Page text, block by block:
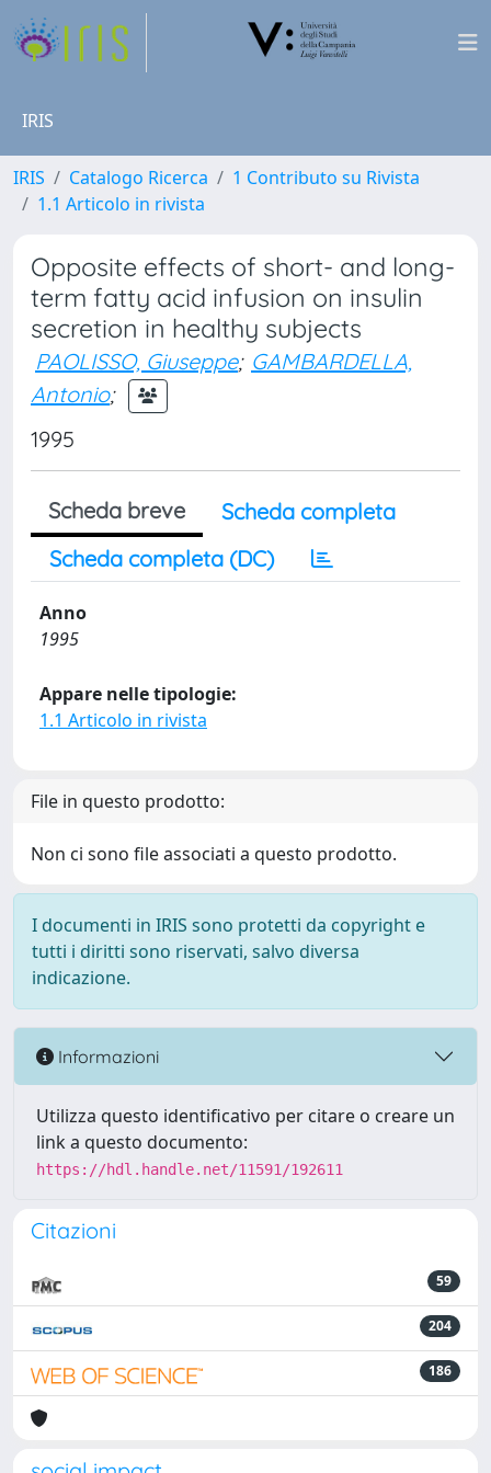
IRIS
IRIS Catalogo Ricerca
1 Contributo su Rivista
1.1 Articolo in rivista
Opposite effects of short- and long-
term fatty acid infusion on insulin
secretion in healthy subjects
PAOLISSO, Giuseppe; GAMBARDELLA,
Antonio;
1995
Scheda breve
Scheda completa
Scheda completa (DC)
Anno
1995
Appare nelle tipologie:
1.1 Articolo in rivista
File in questo prodotto:
Non ci sono file associati a questo prodotto.
I documenti in IRIS sono protetti da copyright e
tutti i diritti sono riservati, salvo diversa
indicazione.
Informazioni
Utilizza questo identificativo per citare o creare un
link a questo documento:
https://hdl.handle.net/11591/192611
Citazioni
59
204
186